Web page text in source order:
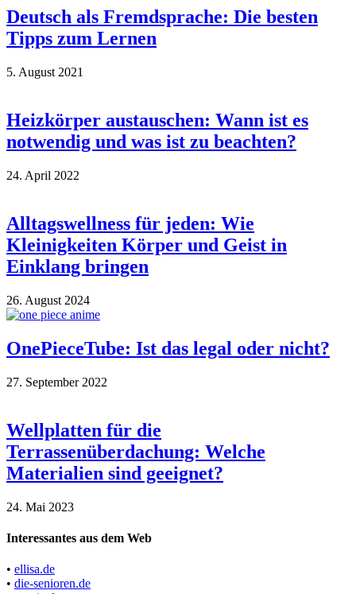
Deutsch als Fremdsprache: Die besten
Tipps zum Lernen
5. August 2021
Heizkörper austauschen: Wann ist es
notwendig und was ist zu beachten?
24. April 2022
Alltagswellness für jeden: Wie
Kleinigkeiten Körper und Geist in
Einklang bringen
26. August 2024
OnePieceTube: Ist das legal oder nicht?
27. September 2022
Wellplatten für die
Terrassenüberdachung: Welche
Materialien sind geeignet?
24. Mai 2023
Interessantes aus dem Web
• ellisa.de
• die-senioren.de